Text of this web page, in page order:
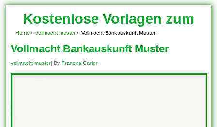
Kostenlose Vorlagen zum
Download!
Home » vollmacht muster » Vollmacht Bankauskunft Muster
Vollmacht Bankauskunft Muster
vollmacht muster| By Frances Carter